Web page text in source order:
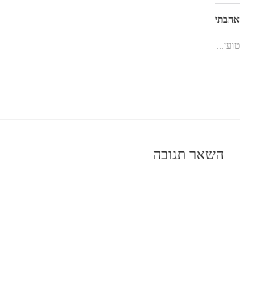
אהבתי
טוען...
השאר תגובה